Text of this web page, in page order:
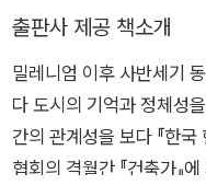
기도 하지만 오히려 근과
각 장은 네 개의 꼭지로
핵심인 원 평론은 필자의
가의 말’은 건축가의 설계
의 건축 정보는 실무적 데
oncrete Seoul Map』
신화』(편서, 2022), 「
d Wright’s Usonian
ouses in America」
건축론과 경성건축 비평
내외에 출판했다.
출판사 제공 책소개
밀레니엄 이후 사반세기
다 도시의 기억과 정체성을 간직한 건축 건축물을 통해 사람과 공
간의 관계성을 보다 『한
협회의 격월간 『건축가』